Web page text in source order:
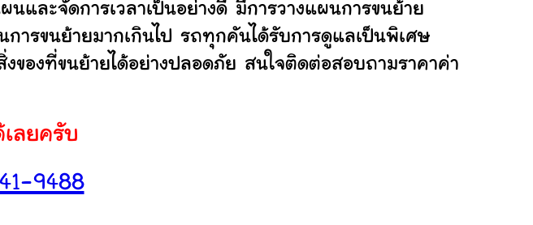
นและจัดการเวลาเป็นอย่างดี มีการวางแผนการขนย้าย
นการขนย้ายมากเกินไป รถทุกคันได้รับการดูแลเป็นพิเศษ
องที่ขนย้ายได้อย่างปลอดภัย สนใจติดต่อสอบถามราคาค่า
ลยครับ
9488